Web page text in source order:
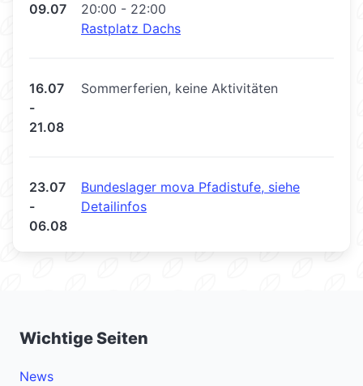
09.07
20:00 - 22:00
Rastplatz Dachs
16.07
-
21.08
Sommerferien, keine Aktivitäten
23.07
-
06.08
Bundeslager mova Pfadistufe, siehe
Detailinfos
Wichtige Seiten
News